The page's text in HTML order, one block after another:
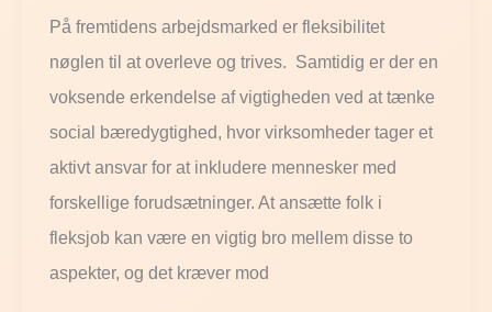
På fremtidens arbejdsmarked er fleksibilitet
nøglen til at overleve og trives. Samtidig er der en
voksende erkendelse af vigtigheden ved at tænke
social bæredygtighed, hvor virksomheder tager et
aktivt ansvar for at inkludere mennesker med
forskellige forudsætninger. At ansætte folk i
fleksjob kan være en vigtig bro mellem disse to
aspekter, og det kræver mod